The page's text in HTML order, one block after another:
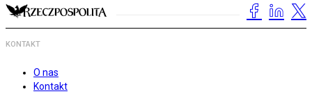
KONTAKT
O nas
Kontakt